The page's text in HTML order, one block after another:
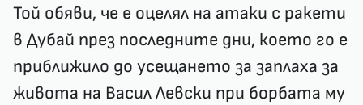
Той обяви, че е оцелял на атаки с ракети
в Дубай през последните дни, което го е
приближило до усещането за заплаха за
живота на Васил Левски при борбата му